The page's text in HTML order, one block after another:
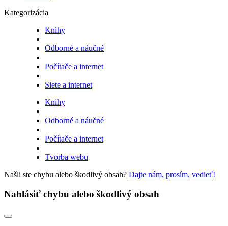
Kategorizácia
Knihy
Odborné a náučné
Počítače a internet
Siete a internet
Knihy
Odborné a náučné
Počítače a internet
Tvorba webu
Našli ste chybu alebo škodlivý obsah? Dajte nám, prosím, vedieť!
Nahlásiť chybu alebo škodlivý obsah